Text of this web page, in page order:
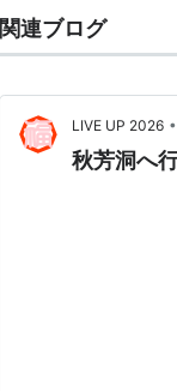
関連ブログ
LIVE UP 2026 •
秋芳洞へ